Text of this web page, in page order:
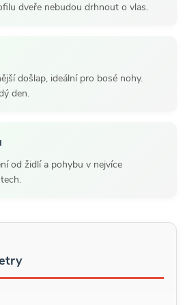
dveře nebudou drhnout o vlas.
došlap, ideální pro bosé nohy.
den.
od židlí a pohybu v nejvíce